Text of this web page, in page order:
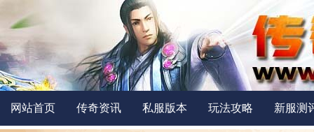
网站首页 传奇资讯 私服版本 玩法攻略 新服测